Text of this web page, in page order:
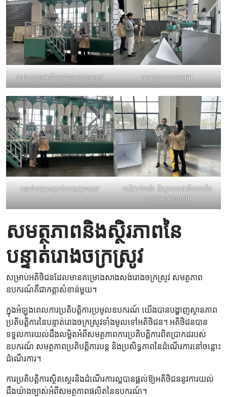
ការទស្សនារមណីយដ្ឋានរោងចក្រស្រូវ រោងចក្រកកបាយអង្ករ
បន្ទាត់ពេញសម្រាប់ការប្រមូលស្រូវ
សៀវភៅពណ៌ និងរូបភាពផលិតផលនៃ
បន្ទាត់រោងចក្រស្រូវ
សមត្ថភាពនិងស្ថិរភាពនៃ
បន្ទាត់រោងចក្រស្រូវ
សម្រាប់អតិថិជនដែលមានគម្រោងសាងសង់រោងចក្រស្រូវ សមត្ថភាព
ឧបករណ៍គឺជាកត្តាសំខាន់មួយ។
ក្នុងអំឡុងពេលការប្រតិបត្តិការប្រមូលឧបករណ៍ យើងបានបង្ហាញស្ថានភាព
ប្រតិបត្តិការនៃបន្ទាត់រោងចក្រស្រូវទាំងមូលទៅអតិថិជន។ អតិថិជនបាន
ទទួលការយល់ដឹងលម្អិតអំពីសមត្ថភាពការប្រតិបត្តិការពិតប្រាកដរបស់
ឧបករណ៍ សមត្ថភាពប្រតិបត្តិការបន្ត និងប្រសិទ្ធភាពនៃដំណើរការនៅចន្លោះ
ដំណើរការ។
ការប្រតិបត្តិការស្ថិតស្ថេរនិងដំណើរការល្អបានផ្តល់ឱ្យអតិថិជននូវការយល់
ដឹងយ៉ាងច្បាស់អំពីសមត្ថភាពផលិតនៃឧបករណ៍។